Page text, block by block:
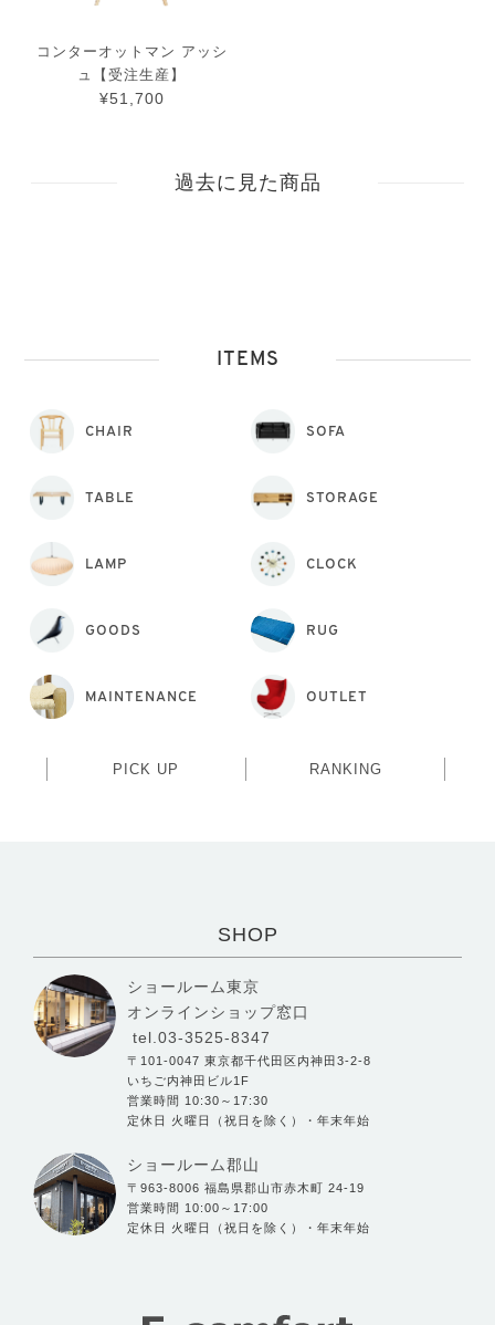
コンターオットマン アッシ
ュ【受注生産】
¥51,700
過去に見た商品
ITEMS
CHAIR SOFA
TABLE STORAGE
LAMP CLOCK
GOODS RUG
MAINTENANCE OUTLET
PICK UP RANKING
SHOP
ショールーム東京
オンラインショップ窓口
tel.03-3525-8347
〒101-0047 東京都千代田区内神田3-2-8
いちご内神田ビル1F
営業時間 10:30～17:30
定休日 火曜日（祝日を除く）・年末年始
ショールーム郡山
〒963-8006 福島県郡山市赤木町 24-19
営業時間 10:00～17:00
定休日 火曜日（祝日を除く）・年末年始